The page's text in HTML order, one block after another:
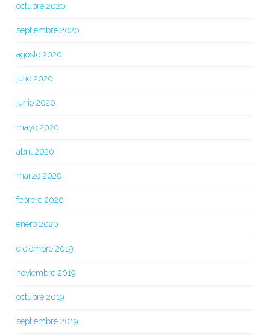
octubre 2020
septiembre 2020
agosto 2020
julio 2020
junio 2020
mayo 2020
abril 2020
marzo 2020
febrero 2020
enero 2020
diciembre 2019
noviembre 2019
octubre 2019
septiembre 2019